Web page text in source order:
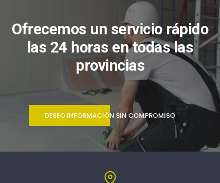
Ofrecemos un servicio rápido
las 24 horas en todas las
provincias
DESEO INFORMACIÓN SIN COMPROMISO